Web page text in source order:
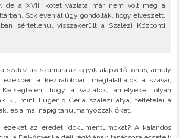
de a XVII. kötet vázlata már nem volt meg a
Sok éven át úgy gondolták, hogy elveszett,
sértetlenül visszakerült a Szalézi Központi
szaléziak számára az egyik alapvető forrás, amely
ezekben a kéziratokban megtalálhatók a szavai,
hogy a vázlatok, amelyeket olyan
ki, mint Eugenio Ceria szalézi atya, feltételei a
és a mai napig tanulmányozzák őket.
az eredeti dokumentumokat? A kalandos